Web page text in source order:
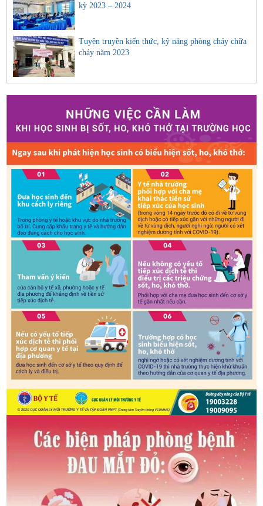
kỳ 2023 – 2024
Tuyên truyền kiến thức, kỹ năng phòng cháy chữa
cháy năm 2023